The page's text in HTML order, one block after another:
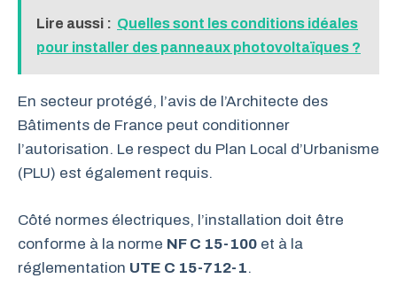
Lire aussi : Quelles sont les conditions idéales
pour installer des panneaux photovoltaïques ?
En secteur protégé, l’avis de l’Architecte des
Bâtiments de France peut conditionner
l’autorisation. Le respect du Plan Local d’Urbanisme
(PLU) est également requis.
Côté normes électriques, l’installation doit être
conforme à la norme NF C 15-100 et à la
réglementation UTE C 15-712-1.